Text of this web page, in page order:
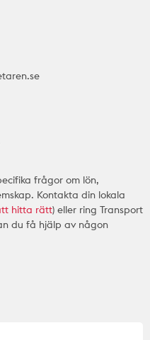
frågor om lön,
Kontakta din lokala
hitta rätt) eller ring Transport
du få hjälp av någon